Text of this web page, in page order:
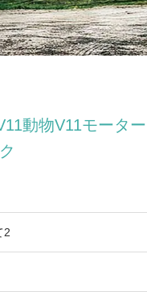
動物V11モーター
2